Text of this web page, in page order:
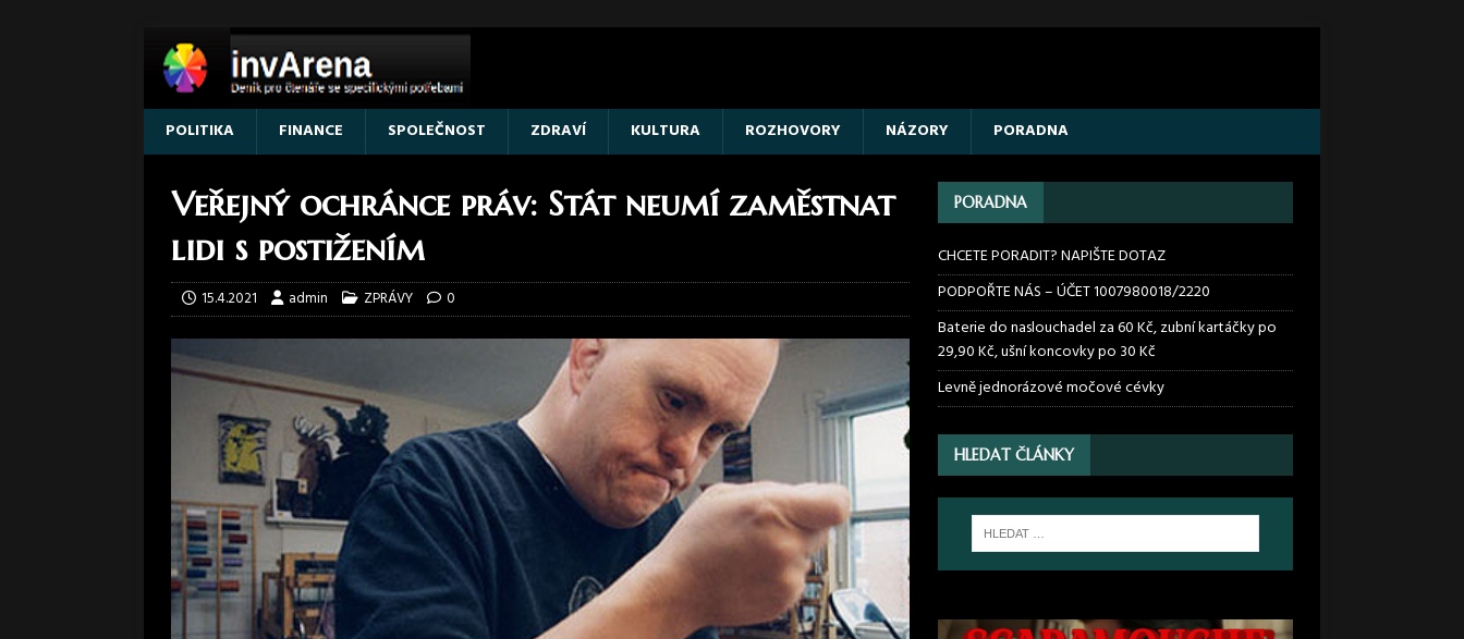
POLITIKA FINANCE SPOLEČNOST ZDRAVÍ KULTURA ROZHOVORY NÁZORY PORADNA
Veřejný ochránce práv: Stát neumí zaměstnat
lidi s postižením
15.4.2021 admin ZPRÁVY 0
PORADNA
CHCETE PORADIT? NAPIŠTE DOTAZ
PODPOŘTE NÁS – ÚČET 1007980018/2220
Baterie do naslouchadel za 60 Kč, zubní kartáčky po
29,90 Kč, ušní koncovky po 30 Kč
Levně jednorázové močové cévky
HLEDAT ČLÁNKY